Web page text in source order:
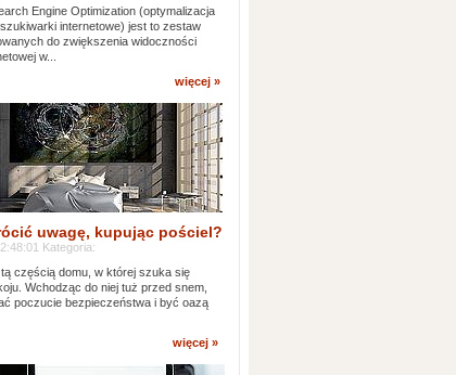
Engine Optimization (optymalizacja
internetowe) jest to zestaw
do zwiększenia widoczności
w...
więcej »
uwagę, kupując pościel?
Kategoria:
częścią domu, w której szuka się
Wchodząc do niej tuż przed snem,
poczucie bezpieczeństwa i być oazą
więcej »